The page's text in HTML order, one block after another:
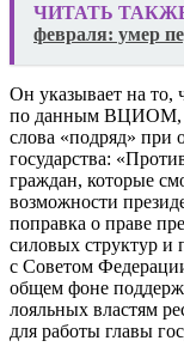
ЧИТАТЬ
февраля: умер
Он указывает на то,
по данным ВЦИОМ,
слова «подряд» при
государства:
граждан, которые
возможности
поправка о праве
силовых структур и
с Советом
общем фоне
лояльных властям
для работы главы